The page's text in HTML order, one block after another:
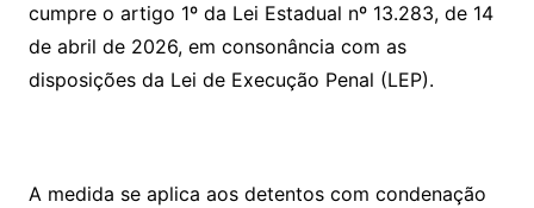
cumpre o artigo 1º da Lei Estadual nº 13.283, de 14
de abril de 2026, em consonância com as
disposições da Lei de Execução Penal (LEP).
A medida se aplica aos detentos com condenação